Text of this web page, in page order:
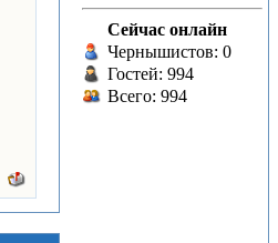
Сейчас онлайн
Чернышистов: 0
Гостей: 994
Всего: 994